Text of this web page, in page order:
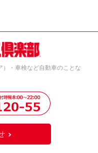
・車検など自動車のことな